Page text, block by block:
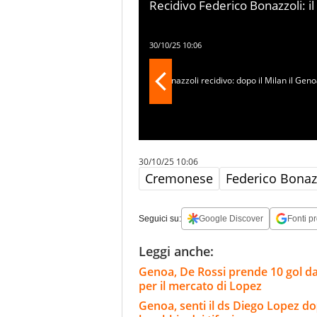
Recidivo Federico Bonazzoli:
personale doppietta che ha
fatto la stessa prodezza a San
30/10/25 10:06
30/10/25 10:06
Cremonese Federico
Seguici su: Google Discover Fonti
Leggi anche:
Genoa, De Rossi prende 10 gol
per il mercato di Lopez
Genoa, senti il ds Diego Lopez